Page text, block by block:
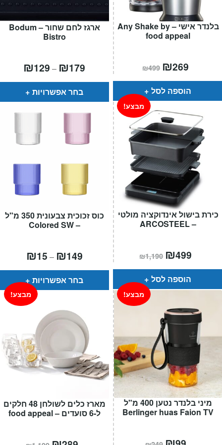
ארגז לחם שחור – Bodum
Bistro
₪129 – ₪179
⁦₪129⁩
בחר אפשרויות
בלנדר אישי – Any Shake by
food appeal
₪499 המחיר
המקורי
היה:
₪499.
₪269
הוא:
הוספה לסל
כוס זכוכית צבעונית 350 מ"ל
– Colored SW
₪15 – ₪149טווח
מחירים:
⁦₪15⁩
עדבחר אפשרויות
כירת בישול אינדוקציה מולטי
– ARCOSTEEL
מבצע!
₪1,190 המחיר
המקורי
היה:
₪499
הוא:
הוספה לסל
מארז כלים לשולחן 48 חלקים
ל-6 סועדים – food appeal
מבצע!
המחיר
מיני בלנדר נטען 400 מ"ל
Berlinger huas Faion TV
מבצע!
המחיר